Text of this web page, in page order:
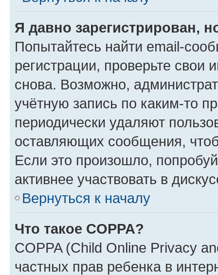
Я давно зарегистрирован,
Попытайтесь найти email-
регистрации, проверьте свои
снова. Возможно,
учётную запись по каким-то
периодически удаляют
оставляющих сообщения,
Если это произошло,
активнее участвовать в
Вернуться к началу
Что такое COPPA?
COPPA (Child Online Privacy
частных прав ребенка в